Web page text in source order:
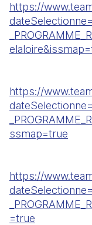
https://
https://
ssmap=true
https://
=true